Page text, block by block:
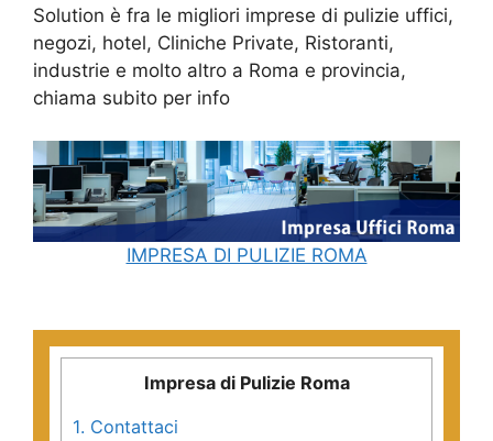
Solution è fra le migliori imprese di pulizie uffici,
negozi, hotel, Cliniche Private, Ristoranti,
industrie e molto altro a Roma e provincia,
chiama subito per info
IMPRESA DI PULIZIE ROMA
Impresa di Pulizie Roma
1. Contattaci